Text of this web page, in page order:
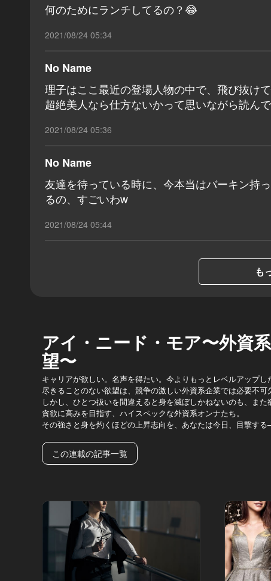
何のためにランチしてるの？😂
2021/08/24 05:34
No Name
理子はここ最近の登場人物の中で、飛び抜けて
超絶美人なら仕方ないかって思いながら読ん
2021/08/24 05:36
No Name
友達を待っている時に、今本当はバーキン持
るの、すごいわw
2021/08/24 05:44
も
アイ・ニード・モア〜外資
望〜
キャリアが欲しい。名声を得たい。今よりもっとレベルアップし
尽きることのない欲望は、競争の激しい外資系企業では必要不可
しかし、ひとつ扱いを間違えると身を滅ぼしかねないのも、また
貪欲に高みを目指す、ハイスペックな外資系オンナたち。
その強さと身を灼くほどの上昇志向を、あなたは今日、目撃す
この連載の記事一覧